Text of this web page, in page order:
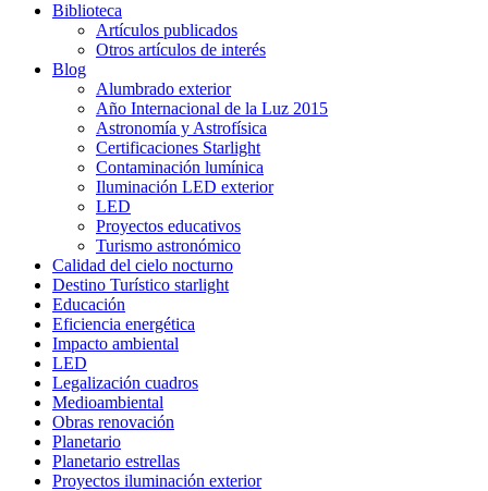
Biblioteca
Artículos publicados
Otros artículos de interés
Blog
Alumbrado exterior
Año Internacional de la Luz 2015
Astronomía y Astrofísica
Certificaciones Starlight
Contaminación lumínica
Iluminación LED exterior
LED
Proyectos educativos
Turismo astronómico
Calidad del cielo nocturno
Destino Turístico starlight
Educación
Eficiencia energética
Impacto ambiental
LED
Legalización cuadros
Medioambiental
Obras renovación
Planetario
Planetario estrellas
Proyectos iluminación exterior